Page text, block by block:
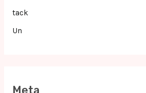
tack
Un
Meta